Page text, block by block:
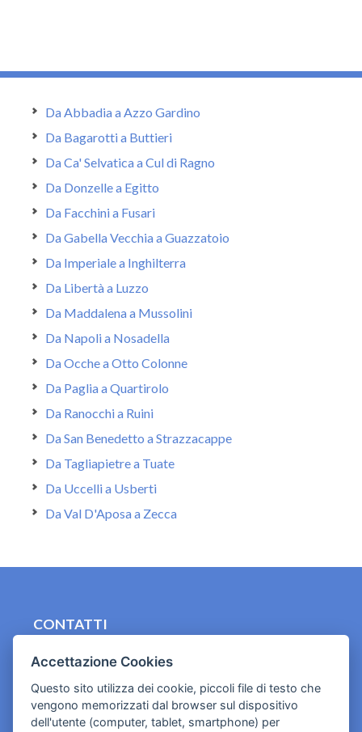
Da Abbadia a Azzo Gardino
Da Bagarotti a Buttieri
Da Ca' Selvatica a Cul di Ragno
Da Donzelle a Egitto
Da Facchini a Fusari
Da Gabella Vecchia a Guazzatoio
Da Imperiale a Inghilterra
Da Libertà a Luzzo
Da Maddalena a Mussolini
Da Napoli a Nosadella
Da Ocche a Otto Colonne
Da Paglia a Quartirolo
Da Ranocchi a Ruini
Da San Benedetto a Strazzacappe
Da Tagliapietre a Tuate
Da Uccelli a Usberti
Da Val D'Aposa a Zecca
CONTATTI
Cookies e informativa privacy
Accettazione Cookies
Questo sito utilizza dei cookie, piccoli file di testo che
vengono memorizzati dal browser sul dispositivo
dell'utente (computer, tablet, smartphone) per